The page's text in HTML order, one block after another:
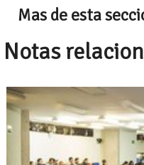
Mas de esta
Notas